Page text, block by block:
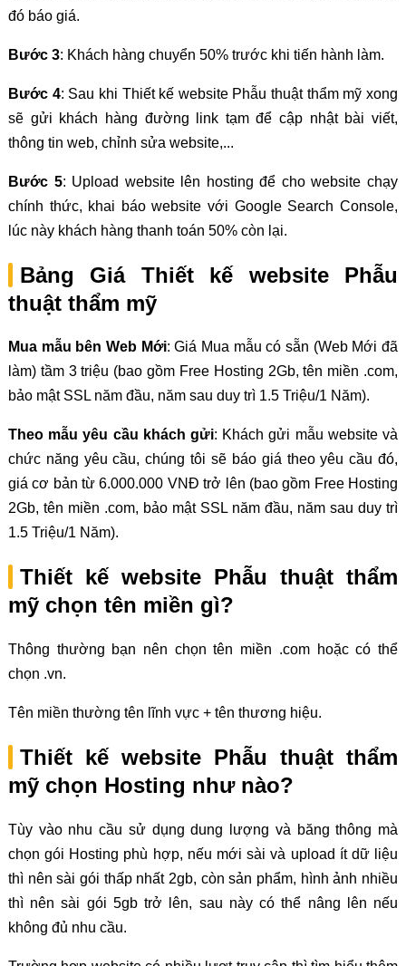
đó báo giá.
Bước 3: Khách hàng chuyển 50% trước khi tiến hành làm.
Bước 4: Sau khi Thiết kế website Phẫu thuật thẩm mỹ xong
sẽ gửi khách hàng đường link tạm để cập nhật bài viết,
thông tin web, chỉnh sửa website,...
Bước 5: Upload website lên hosting để cho website chạy
chính thức, khai báo website với Google Search Console,
lúc này khách hàng thanh toán 50% còn lại.
Bảng Giá Thiết kế website Phẫu
thuật thẩm mỹ
Mua mẫu bên Web Mới: Giá Mua mẫu có sẵn (Web Mới đã
làm) tầm 3 triệu (bao gồm Free Hosting 2Gb, tên miền .com,
bảo mật SSL năm đầu, năm sau duy trì 1.5 Triệu/1 Năm).
Theo mẫu yêu cầu khách gửi: Khách gửi mẫu website và
chức năng yêu cầu, chúng tôi sẽ báo giá theo yêu cầu đó,
giá cơ bản từ 6.000.000 VNĐ trở lên (bao gồm Free Hosting
2Gb, tên miền .com, bảo mật SSL năm đầu, năm sau duy trì
1.5 Triệu/1 Năm).
Thiết kế website Phẫu thuật thẩm
mỹ chọn tên miền gì?
Thông thường bạn nên chọn tên miền .com hoặc có thể
chọn .vn.
Tên miền thường tên lĩnh vực + tên thương hiệu.
Thiết kế website Phẫu thuật thẩm
mỹ chọn Hosting như nào?
Tùy vào nhu cầu sử dụng dung lượng và băng thông mà
chọn gói Hosting phù hợp, nếu mới sài và upload ít dữ liệu
thì nên sài gói thấp nhất 2gb, còn sản phẩm, hình ảnh nhiều
thì nên sài gói 5gb trở lên, sau này có thể nâng lên nếu
không đủ nhu cầu.